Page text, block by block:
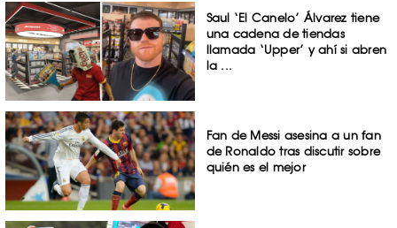
Saul ‘El Canelo’ Álvarez tiene
una cadena de tiendas
llamada ‘Upper’ y ahí si abren
la ...
Fan de Messi asesina a un fan
de Ronaldo tras discutir sobre
quién es el mejor